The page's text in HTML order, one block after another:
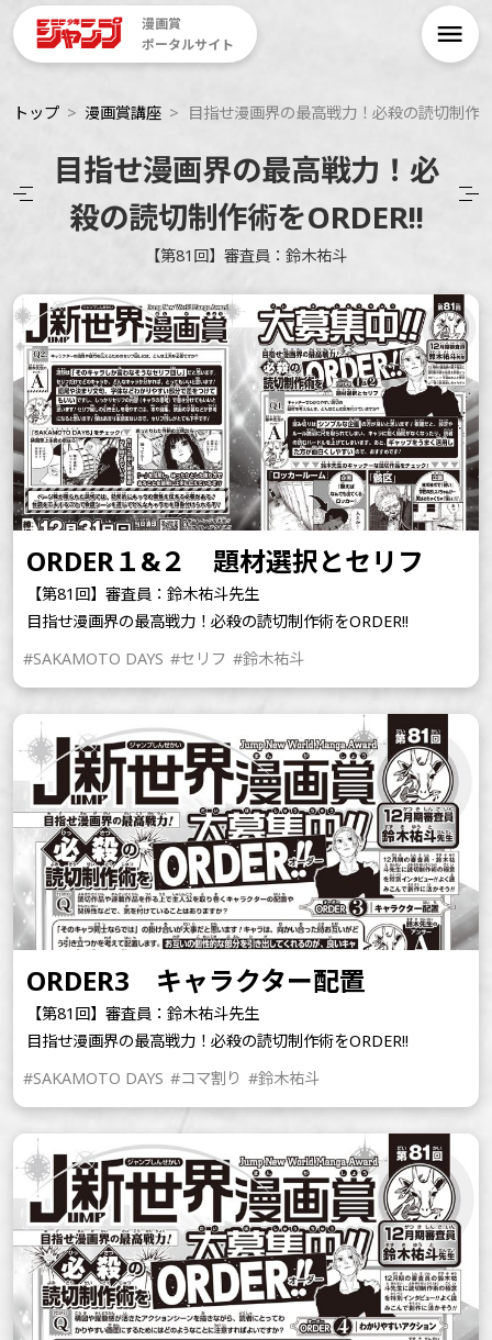
漫画賞
ポータルサイト
トップ 漫画賞講座 目指せ漫画界の最高戦力！必殺の読切制作
目指せ漫画界の最高戦力！必
殺の読切制作術をORDER!!
【第81回】審査員：鈴木祐斗
ORDER１&２ 題材選択とセリフ
【第81回】審査員：鈴木祐斗先生
目指せ漫画界の最高戦力！必殺の読切制作術をORDER!!
#SAKAMOTO DAYS #セリフ #鈴木祐斗
ORDER3 キャラクター配置
【第81回】審査員：鈴木祐斗先生
目指せ漫画界の最高戦力！必殺の読切制作術をORDER!!
#SAKAMOTO DAYS #コマ割り #鈴木祐斗